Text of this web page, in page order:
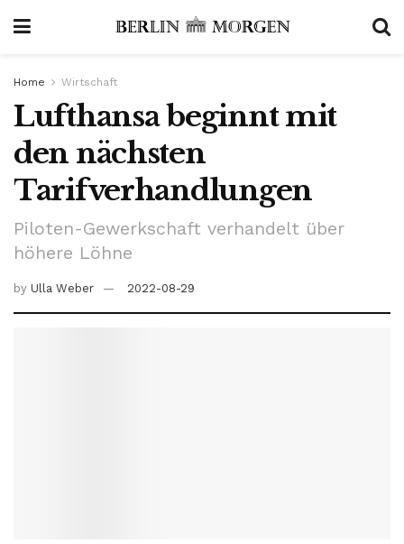
Home Wirtschaft
Lufthansa beginnt mit
den nächsten
Tarifverhandlungen
Piloten-Gewerkschaft verhandelt über
höhere Löhne
by Ulla Weber 2022-08-29